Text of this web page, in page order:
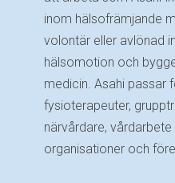
inom hälsofrämjande
volontär eller avlönad
hälsomotion och
medicin. Asahi passar
fysioterapeuter,
närvårdare,
organisationer och